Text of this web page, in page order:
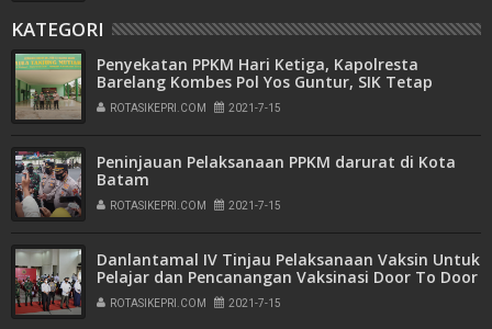
KATEGORI
Penyekatan PPKM Hari Ketiga, Kapolresta
Barelang Kombes Pol Yos Guntur, SIK Tetap
Pantau Lapangan
ROTASIKEPRI.COM 2021-7-15
Peninjauan Pelaksanaan PPKM darurat di Kota
Batam
ROTASIKEPRI.COM 2021-7-15
Danlantamal IV Tinjau Pelaksanaan Vaksin Untuk
Pelajar dan Pencanangan Vaksinasi Door To Door
Secara Nasional
ROTASIKEPRI.COM 2021-7-15